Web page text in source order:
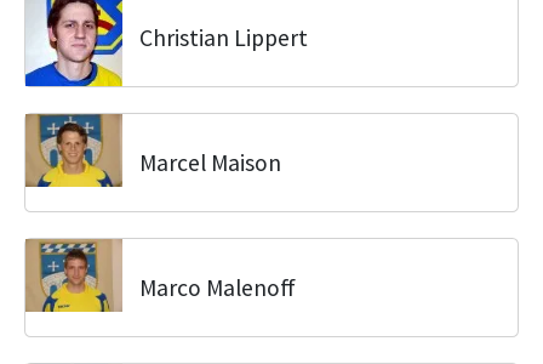
Christian Lippert
Marcel Maison
Marco Malenoff